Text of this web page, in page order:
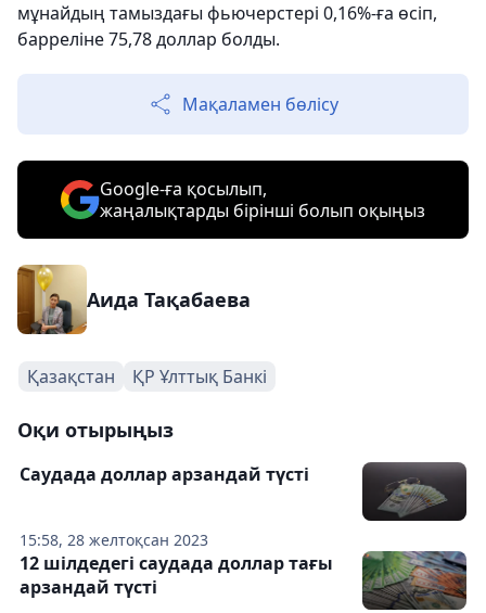
мұнайдың тамыздағы фьючерстері 0,16%-ға өсіп,
барреліне 75,78 доллар болды.
Мақаламен бөлісу
Google-ға қосылып,
жаңалықтарды бірінші болып оқыңыз
Аида Тақабаева
Қазақстан ҚР Ұлттық Банкі
Оқи отырыңыз
15:58, 28 желтоқсан 2023
Саудада доллар арзандай түсті
12 шілдедегі саудада доллар тағы
арзандай түсті